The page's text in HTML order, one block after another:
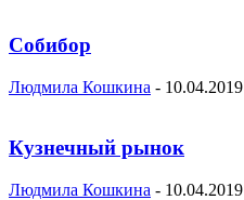
Собибор
Людмила Кошкина - 10.04.2019
Кузнечный рынок
Людмила Кошкина - 10.04.2019